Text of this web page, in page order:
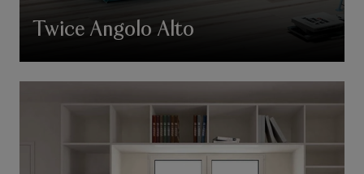
Twice Angolo Alto